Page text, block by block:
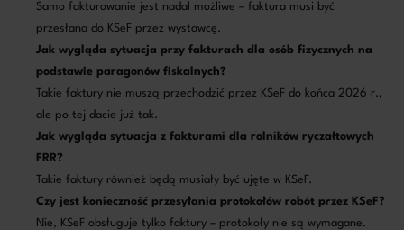
Samo fakturowanie jest nadal możliwe – faktura musi być
przesłana do KSeF przez wystawcę.
Jak wygląda sytuacja przy fakturach dla osób fizycznych na
podstawie paragonów fiskalnych?
Takie faktury nie muszą przechodzić przez KSeF do końca 2026 r.,
ale po tej dacie już tak.
Jak wygląda sytuacja z fakturami dla rolników ryczałtowych
FRR?
Takie faktury również będą musiały być ujęte w KSeF.
Czy jest konieczność przesyłania protokołów robót przez KSeF?
Nie, KSeF obsługuje tylko faktury – protokoły nie są wymagane.